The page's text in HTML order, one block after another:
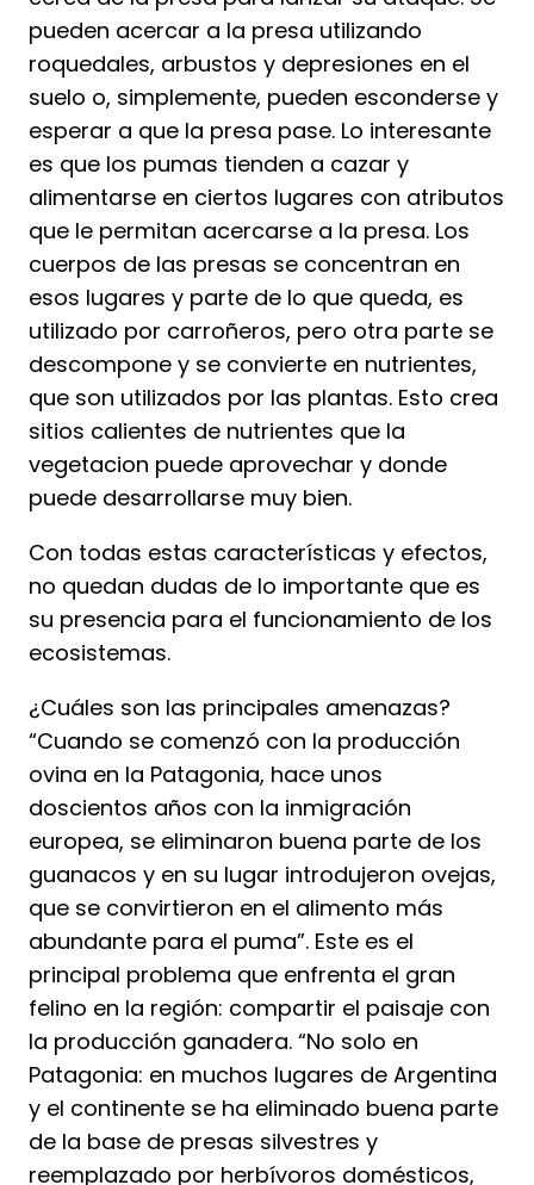
pueden acercar a la presa utilizando
roquedales, arbustos y depresiones en el
suelo o, simplemente, pueden esconderse y
esperar a que la presa pase. Lo interesante
es que los pumas tienden a cazar y
alimentarse en ciertos lugares con atributos
que le permitan acercarse a la presa. Los
cuerpos de las presas se concentran en
esos lugares y parte de lo que queda, es
utilizado por carroñeros, pero otra parte se
descompone y se convierte en nutrientes,
que son utilizados por las plantas. Esto crea
sitios calientes de nutrientes que la
vegetacion puede aprovechar y donde
puede desarrollarse muy bien.
Con todas estas características y efectos,
no quedan dudas de lo importante que es
su presencia para el funcionamiento de los
ecosistemas.
¿Cuáles son las principales amenazas?
“Cuando se comenzó con la producción
ovina en la Patagonia, hace unos
doscientos años con la inmigración
europea, se eliminaron buena parte de los
guanacos y en su lugar introdujeron ovejas,
que se convirtieron en el alimento más
abundante para el puma”. Este es el
principal problema que enfrenta el gran
felino en la región: compartir el paisaje con
la producción ganadera. “No solo en
Patagonia: en muchos lugares de Argentina
y el continente se ha eliminado buena parte
de la base de presas silvestres y
reemplazado por herbívoros domésticos,